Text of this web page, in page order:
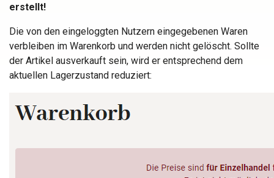
erstellt!
Die von den eingeloggten Nutzern eingegebenen Waren
verbleiben im Warenkorb und werden nicht gelöscht. Sollte
der Artikel ausverkauft sein, wird er entsprechend dem
aktuellen Lagerzustand reduziert: